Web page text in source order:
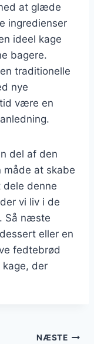
at glæde
ingredienser
ideel kage
bagere.
traditionelle
nye
være en
del af den
måde at skabe
dele denne
vi liv i de
Så næste
eller en
fedtebrød
kage, der
NÆSTE